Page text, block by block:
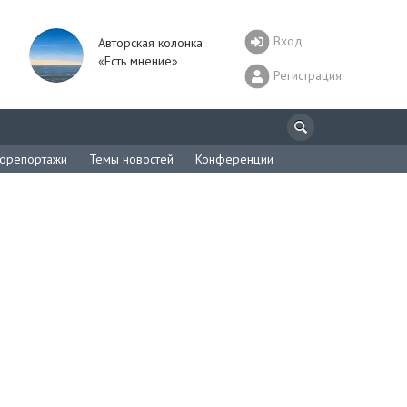
Авторская колонка
«Есть мнение»
Вход
Регистрация
Темы новостей Конференции